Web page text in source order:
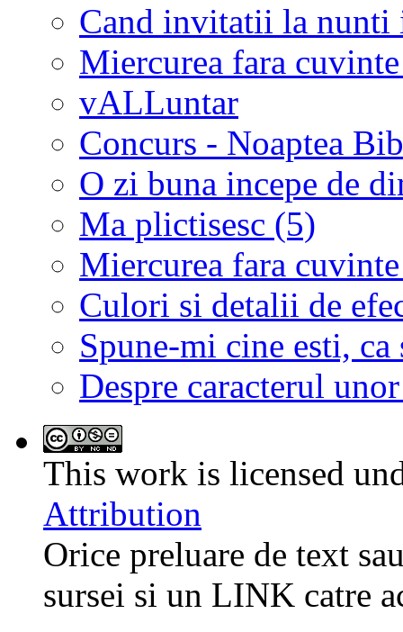
Cand invitatii la nunti
Miercurea fara
vALLuntar
Concurs - Noaptea
O zi buna incepe de
Ma plictisesc (5)
Miercurea fara
Culori si detalii de
Spune-mi cine esti, ca
Despre caracterul
This work is licensed
Attribution
Orice preluare de text
sursei si un LINK catre